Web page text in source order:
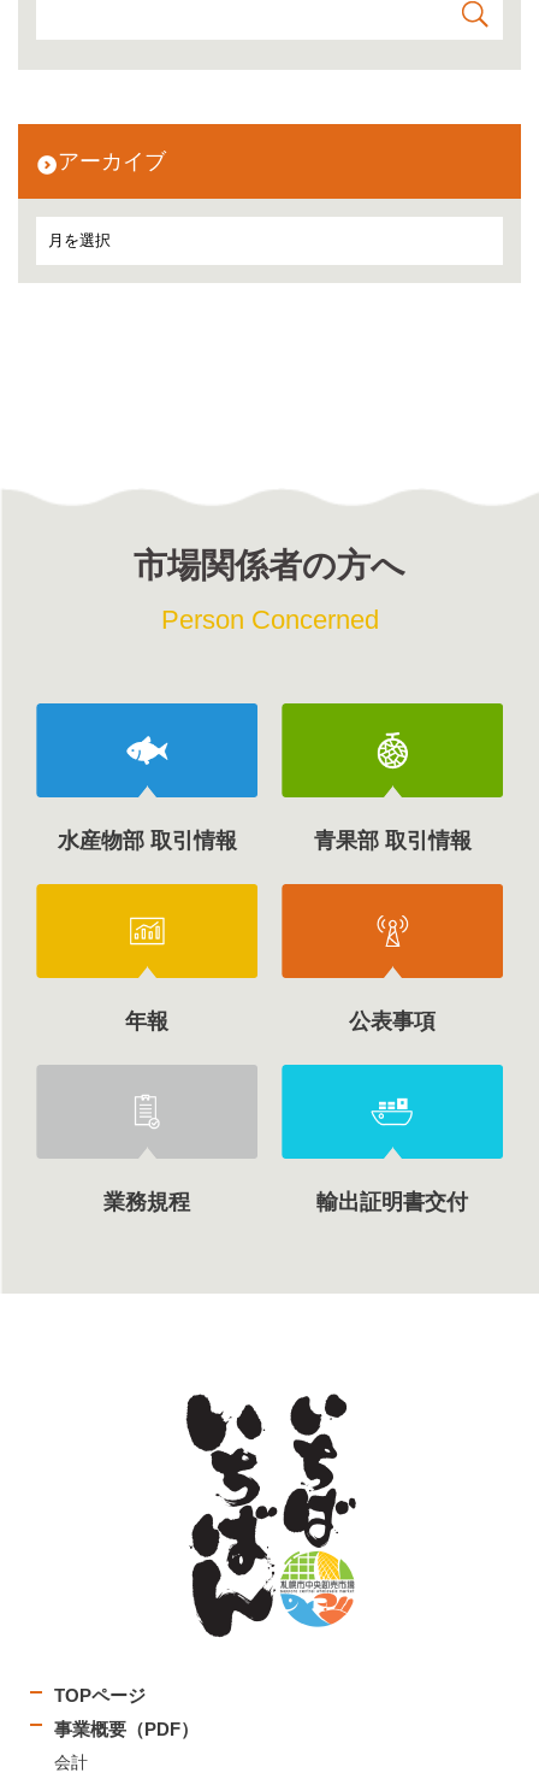
アーカイブ
市場関係者の方へ
Person Concerned
水産物部 取引情報 青果部 取引情報
年報 公表事項
業務規程 輸出証明書交付
TOPページ
事業概要（PDF）
会計